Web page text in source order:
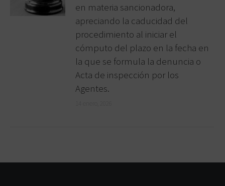
en materia sancionadora,
apreciando la caducidad del
procedimiento al iniciar el
cómputo del plazo en la fecha en
la que se formula la denuncia o
Acta de inspección por los
Agentes.